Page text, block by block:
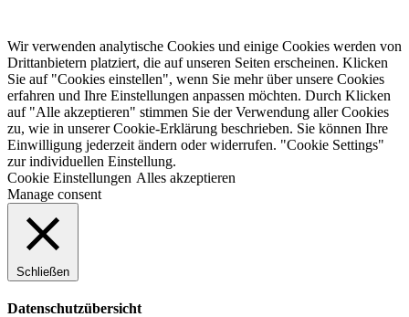
Wir verwenden analytische Cookies und einige Cookies werden von
Drittanbietern platziert, die auf unseren Seiten erscheinen. Klicken
Sie auf "Cookies einstellen", wenn Sie mehr über unsere Cookies
erfahren und Ihre Einstellungen anpassen möchten. Durch Klicken
auf "Alle akzeptieren" stimmen Sie der Verwendung aller Cookies
zu, wie in unserer Cookie-Erklärung beschrieben. Sie können Ihre
Einwilligung jederzeit ändern oder widerrufen. "Cookie Settings"
zur individuellen Einstellung.
Cookie Einstellungen Alles akzeptieren
Manage consent
Schließen
Datenschutzübersicht